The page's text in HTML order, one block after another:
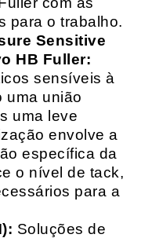
para o trabalho.
Sensitive
HB Fuller:
sensíveis à
uma união
uma leve
envolve a
específica da
o nível de tack,
para a
Soluções de